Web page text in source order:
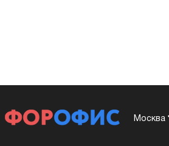
Москва